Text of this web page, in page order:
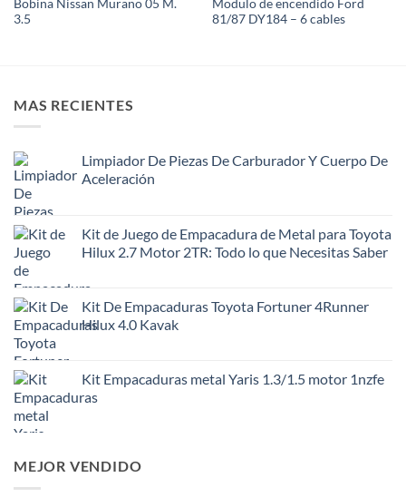
Bobina Nissan Murano 05 M.
3.5
Modulo de encendido Ford
81/87 DY184 – 6 cables
MAS RECIENTES
Limpiador De Piezas De Carburador Y Cuerpo De
Aceleración
Kit de Juego de Empacadura de Metal para Toyota
Hilux 2.7 Motor 2TR: Todo lo que Necesitas Saber
Kit De Empacaduras Toyota Fortuner 4Runner
Hilux 4.0 Kavak
Kit Empacaduras metal Yaris 1.3/1.5 motor 1nzfe
MEJOR VENDIDO